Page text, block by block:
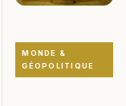
MONDE &
GÉOPOLITIQUE